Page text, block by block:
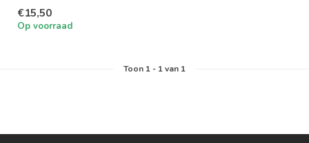
€15,50
Op voorraad
Toon 1- 1van 1